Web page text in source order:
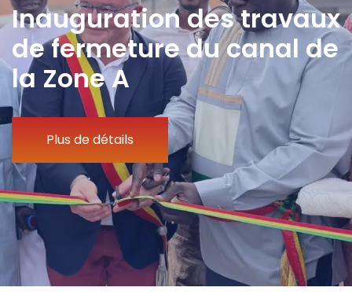
Inauguration des travaux
de fermeture du canal de
la Zone A
Plus de détails